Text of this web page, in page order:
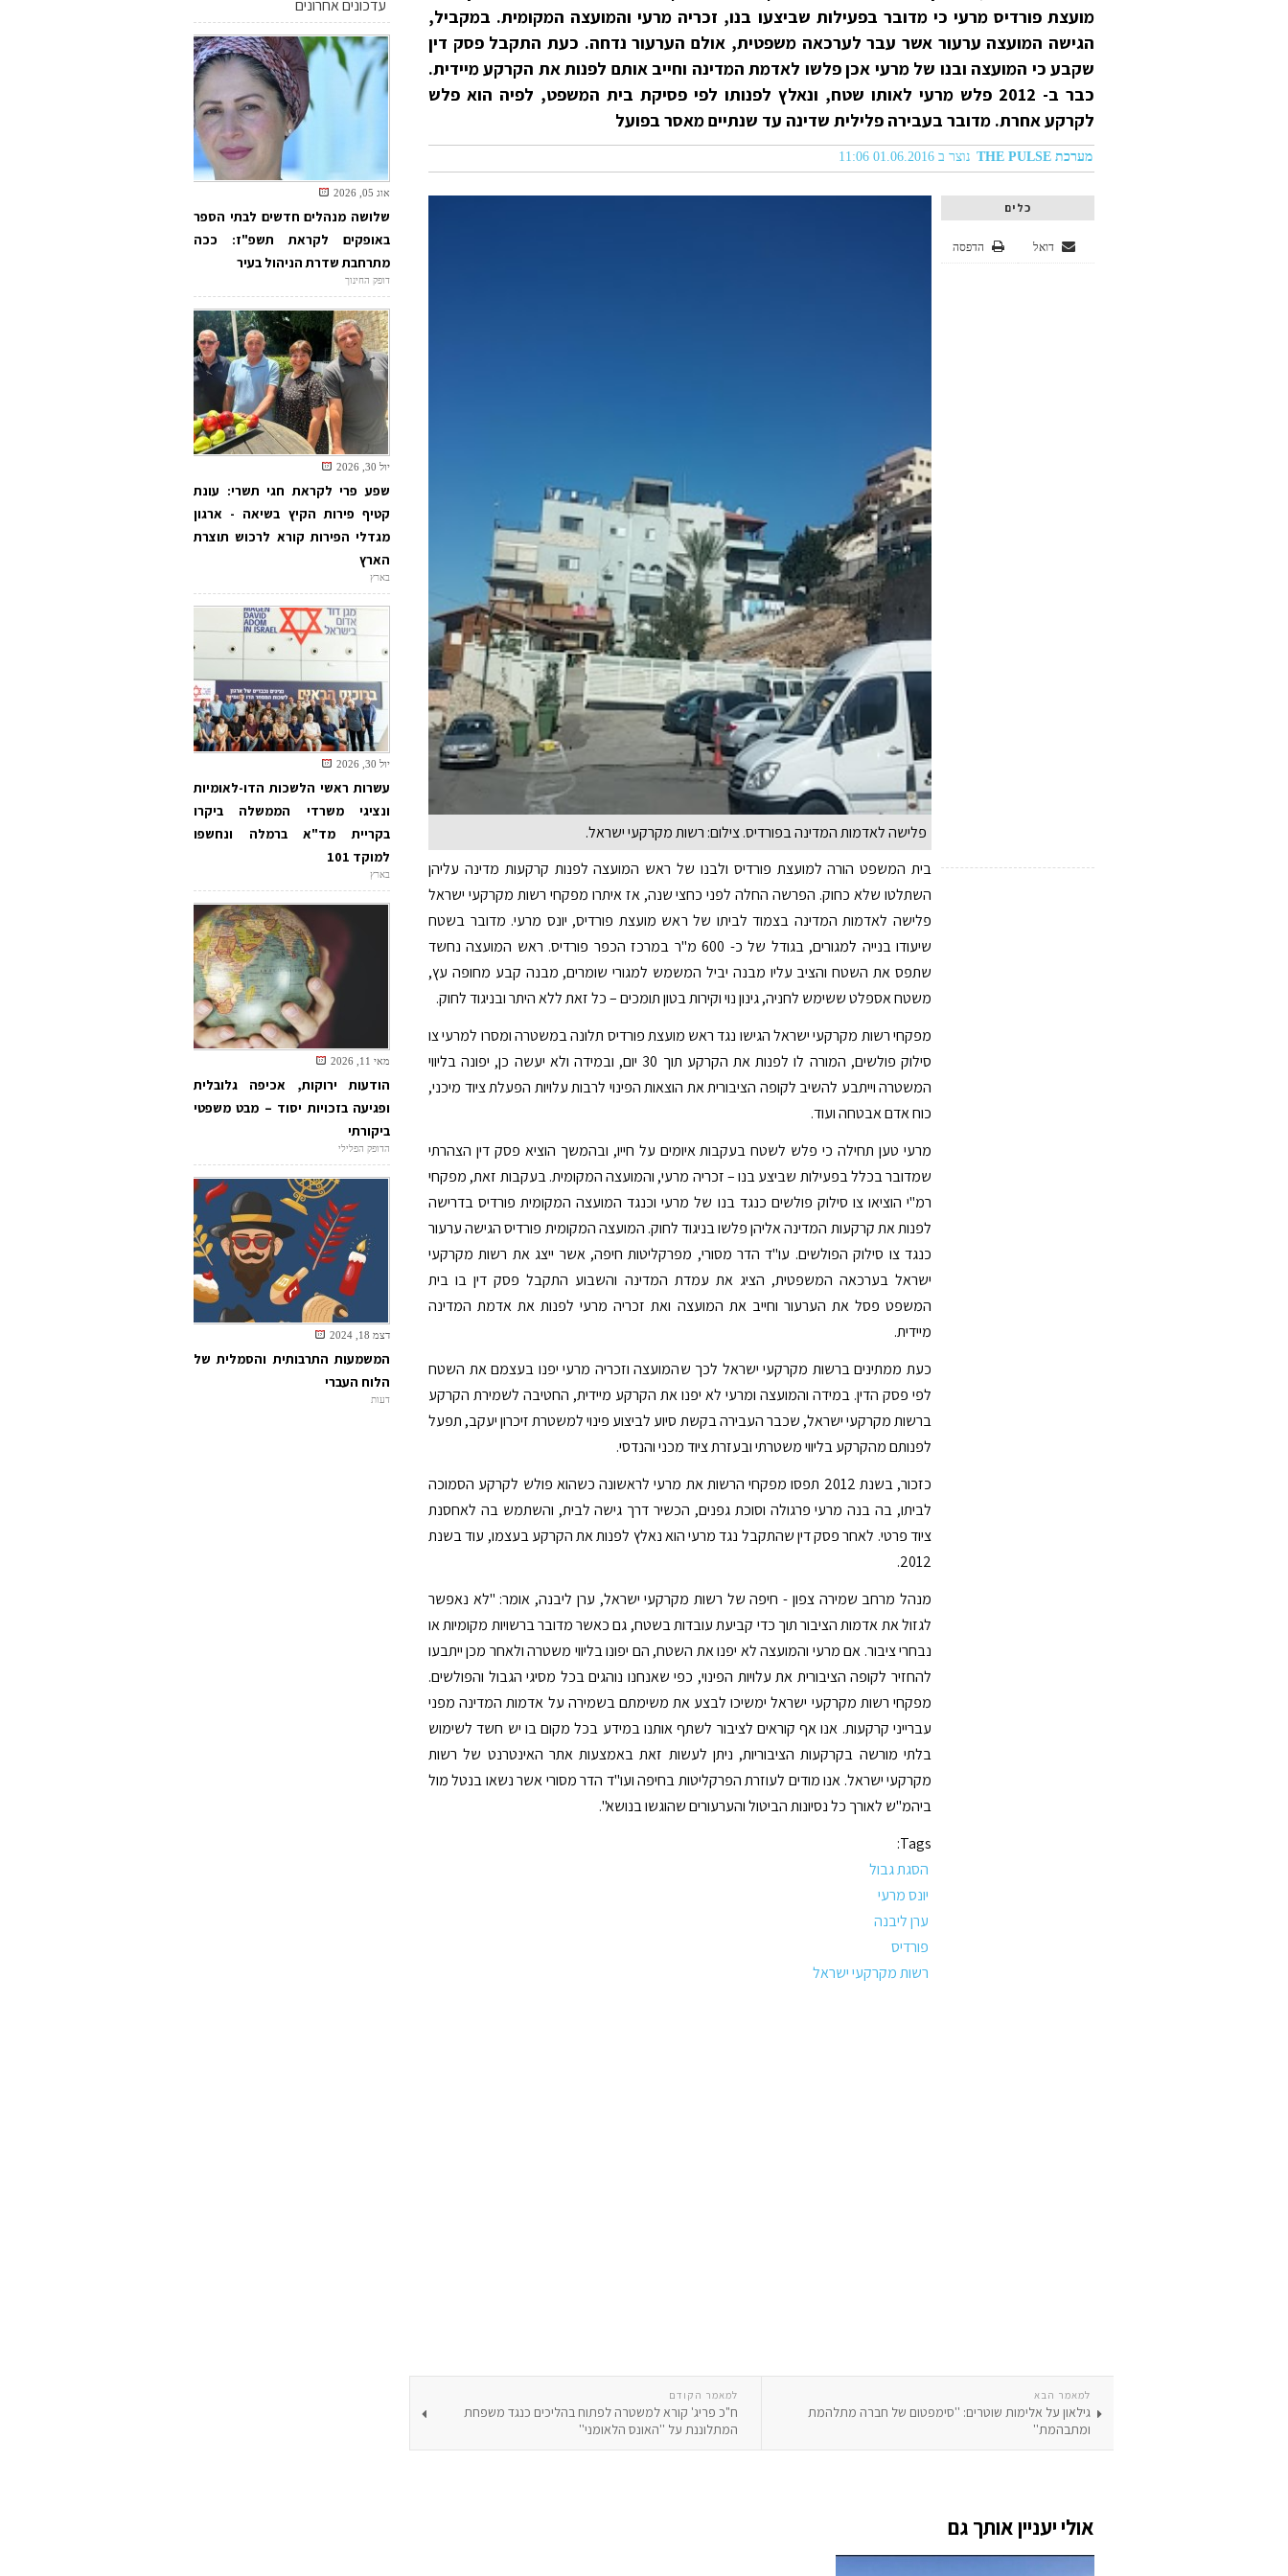
מועצת פורדיס מרעי כי מדובר בפעילות שביצעו בנו, זכריה מרעי והמועצה המקומית. במקביל,
הגישה המועצה ערעור אשר עבר לערכאה משפטית, אולם הערעור נדחה. כעת התקבל פסק דין
שקבע כי המועצה ובנו של מרעי אכן פלשו לאדמת המדינה וחייב אותם לפנות את הקרקע מיידית.
כבר ב- 2012 פלש מרעי לאותו שטח, ונאלץ לפנותו לפי פסיקת בית המשפט, לפיה הוא פלש
לקרקע אחרת. מדובר בעבירה פלילית שדינה עד שנתיים מאסר בפועל
מערכת THE PULSE נוצר ב 01.06.2016 11:06
כלים
הדפסה דואל
פלישה לאדמות המדינה בפורדיס. צילום: רשות מקרקעי ישראל.
בית המשפט הורה למועצת פורדיס ולבנו של ראש המועצה לפנות קרקעות מדינה עליהן
השתלטו שלא כחוק. הפרשה החלה לפני כחצי שנה, אז איתרו מפקחי רשות מקרקעי ישראל
פלישה לאדמות המדינה בצמוד לביתו של ראש מועצת פורדיס, יונס מרעי. מדובר בשטח
שיעודו בנייה למגורים, בגודל של כ- 600 מ"ר במרכז הכפר פורדיס. ראש המועצה נחשד
שתפס את השטח והציב עליו מבנה יביל המשמש למגורי שומרים, מבנה קבע מחופה עץ,
משטח אספלט ששימש לחניה, גינון נוי וקירות בטון תומכים – כל זאת ללא היתר ובניגוד לחוק.
מפקחי רשות מקרקעי ישראל הגישו נגד ראש מועצת פורדיס תלונה במשטרה ומסרו למרעי צו
סילוק פולשים, המורה לו לפנות את הקרקע תוך 30 יום, ובמידה ולא יעשה כן, יפונה בליווי
המשטרה וייתבע להשיב לקופה הציבורית את הוצאות הפינוי לרבות עלויות הפעלת ציוד מיכני,
כוח אדם אבטחה ועוד.
מרעי טען תחילה כי פלש לשטח בעקבות איומים על חייו, ובהמשך הוציא פסק דין הצהרתי
שמדובר בכלל בפעילות שביצע בנו – זכריה מרעי, והמועצה המקומית. בעקבות זאת, מפקחי
רמ"י הוציאו צו סילוק פולשים כנגד בנו של מרעי וכנגד המועצה המקומית פורדיס בדרישה
לפנות את קרקעות המדינה אליהן פלשו בניגוד לחוק. המועצה המקומית פורדיס הגישה ערעור
כנגד צו סילוק הפולשים. עו"ד הדר מסורי, מפרקליטות חיפה, אשר ייצג את רשות מקרקעי
ישראל בערכאה המשפטית, הציג את עמדת המדינה והשבוע התקבל פסק דין בו בית
המשפט פסל את הערעור וחייב את המועצה ואת זכריה מרעי לפנות את אדמת המדינה
מיידית.
כעת ממתינים ברשות מקרקעי ישראל לכך שהמועצה וזכריה מרעי יפנו בעצמם את השטח
לפי פסק הדין. במידה והמועצה ומרעי לא יפנו את הקרקע מיידית, החטיבה לשמירת הקרקע
ברשות מקרקעי ישראל, שכבר העבירה בקשת סיוע לביצוע פינוי למשטרת זיכרון יעקב, תפעל
לפנותם מהקרקע בליווי משטרתי ובעזרת ציוד מכני והנדסי.
כזכור, בשנת 2012 תפסו מפקחי הרשות את מרעי לראשונה כשהוא פולש לקרקע הסמוכה
לביתו, בה בנה מרעי פרגולה וסוכת גפנים, הכשיר דרך גישה לבית, והשתמש בה לאחסנת
ציוד פרטי. לאחר פסק דין שהתקבל נגד מרעי הוא נאלץ לפנות את הקרקע בעצמו, עוד בשנת
2012.
מנהל מרחב שמירה צפון - חיפה של רשות מקרקעי ישראל, ערן ליבנה, אומר: "לא נאפשר
לגזול את אדמות הציבור תוך כדי קביעת עובדות בשטח, גם כאשר מדובר ברשויות מקומיות או
נבחרי ציבור. אם מרעי והמועצה לא יפנו את השטח, הם יפונו בליווי משטרה ולאחר מכן ייתבעו
להחזיר לקופה הציבורית את עלויות הפינוי, כפי שאנחנו נוהגים בכל מסיגי הגבול והפולשים.
מפקחי רשות מקרקעי ישראל ימשיכו לבצע את משימתם בשמירה על אדמות המדינה מפני
עברייני קרקעות. אנו אף קוראים לציבור לשתף אותנו במידע בכל מקום בו יש חשד לשימוש
בלתי מורשה בקרקעות הציבוריות, ניתן לעשות זאת באמצעות אתר האינטרנט של רשות
מקרקעי ישראל. אנו מודים לעוזרת הפרקליטות בחיפה ועו"ד הדר מסורי אשר נשאו בנטל מול
ביהמ"ש לאורך כל נסיונות הביטול והערעורים שהוגשו בנושא".
Tags:
הסגת גבול
יונס מרעי
ערן ליבנה
פורדיס
רשות מקרקעי ישראל
למאמר הקודם
ח"כ פריג' קורא למשטרה לפתוח בהליכים כנגד משפחת
המתלוננת על ''האונס הלאומני''
למאמר הבא
גילאון על אלימות שוטרים: ''סימפטום של חברה מתלהמת
ומתבהמת''
אולי יעניין אותך גם
עדכונים אחרונים
אוג 05, 2026
שלושה מנהלים חדשים לבתי הספר
באופקים לקראת תשפ"ז: ככה
מתרחבת שדרת הניהול בעיר
דופק החינוך
יול 30, 2026
שפע פרי לקראת חגי תשרי: עונת
קטיף פירות הקיץ בשיאה - ארגון
מגדלי הפירות קורא לרכוש תוצרת
הארץ
בארץ
יול 30, 2026
עשרות ראשי הלשכות הדו-לאומיות
ונציגי משרדי הממשלה ביקרו
בקריית מד"א ברמלה ונחשפו
למוקד 101
בארץ
מאי 11, 2026
הודעות ירוקות, אכיפה גלובלית
ופגיעה בזכויות יסוד – מבט משפטי
ביקורתי
הדופק הפלילי
דצמ 18, 2024
המשמעות התרבותית והסמלית של
הלוח העברי
דעות